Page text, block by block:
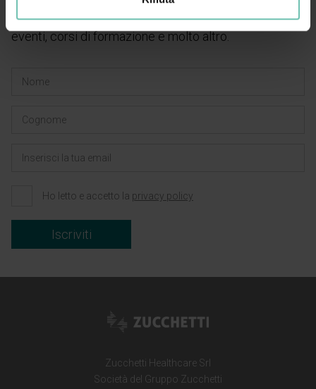
Healthcare. Ogni mese riceverai news su prodotti,
eventi, corsi di formazione e molto altro.
Ho letto e accetto la privacy policy
Iscriviti
Zucchetti Healthcare Srl
Società del Gruppo Zucchetti